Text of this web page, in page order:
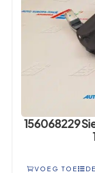
156068229
VOEG TOE